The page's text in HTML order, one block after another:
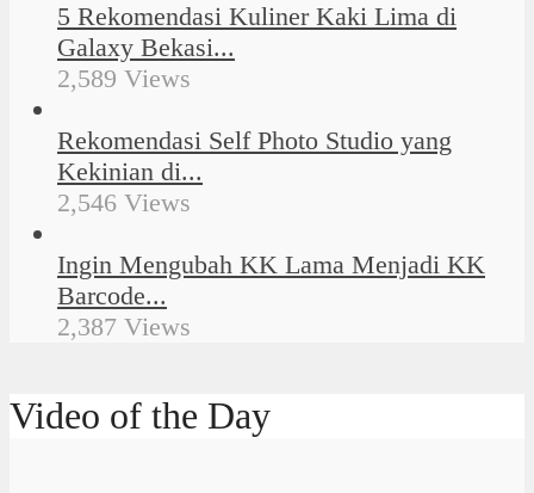
5 Rekomendasi Kuliner Kaki Lima di
Galaxy Bekasi...
2,589 Views
Rekomendasi Self Photo Studio yang
Kekinian di...
2,546 Views
Ingin Mengubah KK Lama Menjadi KK
Barcode...
2,387 Views
Video of the Day